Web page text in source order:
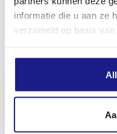
informatie die u aan ze
verzameld op basis
MECHANISATIE